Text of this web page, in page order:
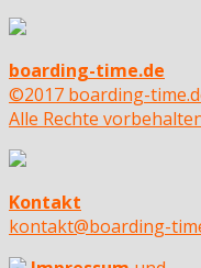
boarding-time.de
©2017 boarding-
Alle Rechte
Kontakt
kontakt@boarding-